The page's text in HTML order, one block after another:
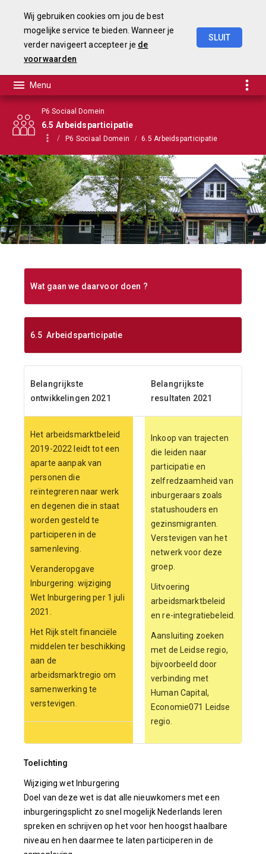
P6 Sociaal Domein
6.5 Arbeidsparticipatie
P6 Sociaal Domein 6.5 Arbeidsparticipatie
Wat gaan we daarvoor doen ?
6.5 Arbeidsparticipatie
Belangrijkste
ontwikkelingen 2021
Belangrijkste
resultaten 2021
Het arbeidsmarktbeleid
2019-2022 leidt tot een
aparte aanpak van
personen die
reïntegreren naar werk
en degenen die in staat
worden gesteld te
participeren in de
samenleving.
Veranderopgave
Inburgering: wijziging
Wet Inburgering per 1 juli
2021.
Het Rijk stelt financiële
middelen ter beschikking
aan de
arbeidsmarktregio om
samenwerking te
verstevigen.
Inkoop van trajecten
die leiden naar
participatie en
zelfredzaamheid van
inburgeraars zoals
statushouders en
gezinsmigranten.
Verstevigen van het
netwerk voor deze
groep.
Uitvoering
arbeidsmarktbeleid
en re-integratiebeleid.
Aansluiting zoeken
met de Leidse regio,
bijvoorbeeld door
verbinding met
Human Capital,
Economie071 Leidse
regio.
Toelichting
Wijziging wet Inburgering
Doel van deze wet is dat alle nieuwkomers met een
inburgeringsplicht zo snel mogelijk Nederlands leren
spreken en schrijven op het voor hen hoogst haalbare
niveau en hen daarmee te laten participeren in de
Wij gebruiken cookies om jou de best
mogelijke service te bieden. Wanneer je
verder navigeert accepteer je de
voorwaarden
SLUIT